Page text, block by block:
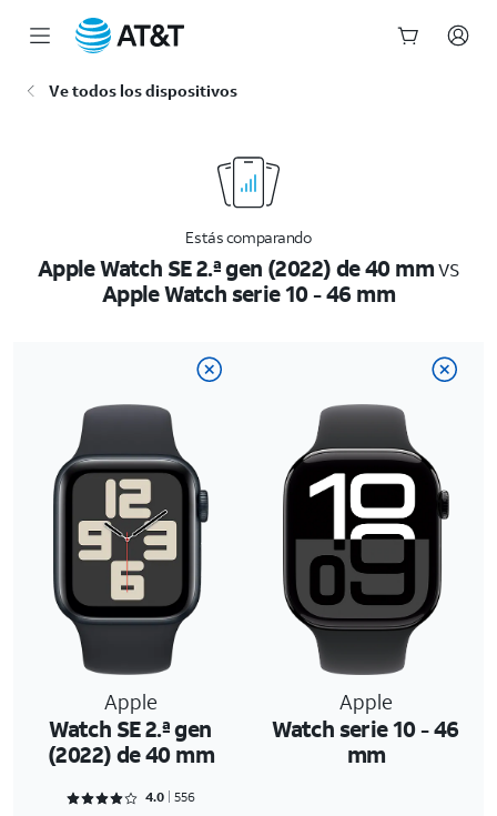
Ve todos los dispositivos
Estás comparando
Apple Watch SE 2.ª gen (2022) de 40 mmvs
Apple Watch serie 10 - 46 mm
Apple
Watch SE 2.ª gen
(2022) de 40 mm
Apple
Watch serie 10 - 46
mm
Rated 4.0827 out of 5
4.0 556